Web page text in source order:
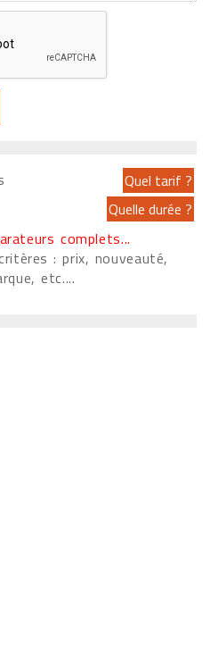
complets...
: prix, nouveauté,
etc....